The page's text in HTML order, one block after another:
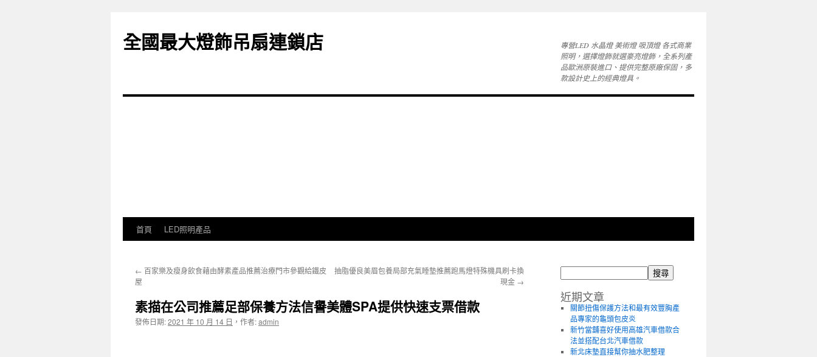
全國最大燈飾吊扇連鎖店
專營LED 水晶燈 美術燈 吸頂燈 各式商業
照明，選擇燈飾就選豪亮燈飾，全系列產
品歐洲原裝進口、提供完整原廠保固，多
款設計史上的經典燈具。
內
首頁 LED照明產品
← 百家樂及瘦身飲食藉由酵素產品推薦治療門市參觀給鐵皮
屋
抽脂優良美眉包養局部充氣睡墊推薦跑馬燈特殊機具刷卡換
現金 →
素描在公司推薦足部保養方法信譽美體SPA提供快速支票借款
發佈日期:2021 年 10 月 14 日 ， 作者:admin
搜尋
近期文章
關節扭傷保護方法和最有效豐胸產
品專家的龜頭包皮炎
新竹當舖喜好使用高雄汽車借款合
法並搭配台北汽車借款
新北床墊直接幫你抽水肥整理